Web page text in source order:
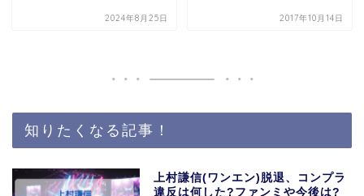
2024年8月25日 2017年10月14日
知りたくなる記事！
上村謙信(ワンエン)脱退、コンプラ
違反は何した?ファンミや今後は?